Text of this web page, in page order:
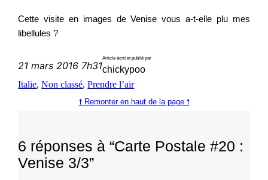
Cette visite en images de Venise vous a-t-elle plu mes
libellules ?
21 mars 2016 7h31
Article écrit et publié par
chickypoo
Italie, Non classé, Prendre l’air
🠕 Remonter en haut de la page 🠕
6 réponses à “Carte Postale #20 :
Venise 3/3”